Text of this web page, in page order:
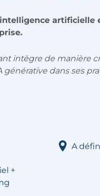
artificielle
intègre de manière
dans ses
A
+